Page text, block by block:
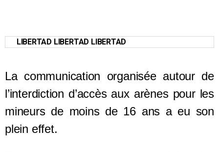
LIBERTAD LIBERTAD LIBERTAD
La communication organisée autour de
l’interdiction d’accès aux arènes pour les
mineurs de moins de 16 ans a eu son
plein effet.